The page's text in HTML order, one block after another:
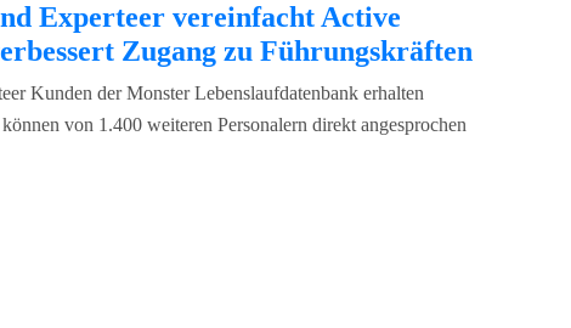
Experteer vereinfacht Active
Zugang zu Führungskräften
Kunden der Monster Lebenslaufdatenbank erhalten
von 1.400 weiteren Personalern direkt angesprochen